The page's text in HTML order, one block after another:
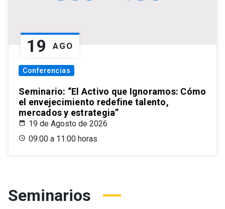
19 AGO
Conferencias
Seminario: “El Activo que Ignoramos: Cómo
el envejecimiento redefine talento,
mercados y estrategia”
19 de Agosto de 2026
09:00 a 11:00 horas
Seminarios